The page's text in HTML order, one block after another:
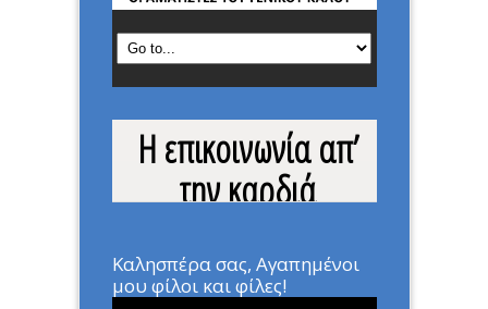
Η επικοινωνία απ’
την καρδιά
Καλησπέρα σας, Αγαπημένοι
μου φίλοι και φίλες!